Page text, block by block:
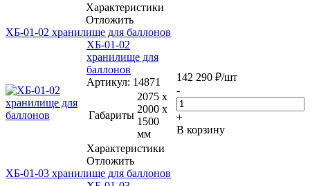
Характеристики
Отложить
ХБ-01-02 хранилище для баллонов
ХБ-01-02
хранилище для
баллонов
Артикул: 14871
Габариты
2075 x
2000 x
1500
мм
Характеристики
Отложить
142 290 ₽/шт
-
+
В корзину
ХБ-01-03 хранилище для баллонов